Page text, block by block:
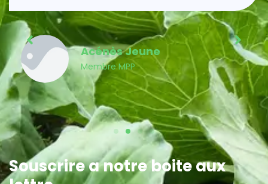
Acénès Jeune
Membre MPP
Souscrire a notre boite aux